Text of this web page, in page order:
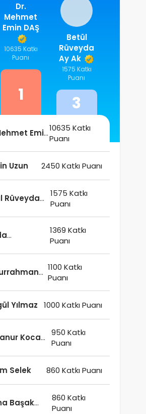
Dr.
Mehmet
Emin DAŞ
10635 Katkı
Puanı
1
Betül
Rüveyda
Ay Ak
1575 Katkı
Puanı
3
Emin10635 Katkı
Puanı
Uzun 2450 Katkı Puanı
Rüveyda
1575 Katkı
Puanı
1369 Katkı
Puanı
1100 Katkı
Puanı
Yılmaz 1000 Katkı Puanı
Koca
950 Katkı
Puanı
Selek 860 Katkı Puanı
Başak
860 Katkı
Puanı